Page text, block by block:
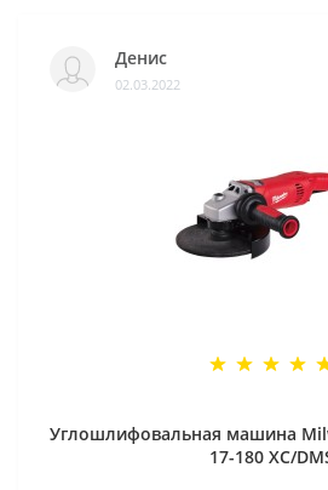
Денис
02.03.2022
Углошлифовальная машина
17-180 XC/